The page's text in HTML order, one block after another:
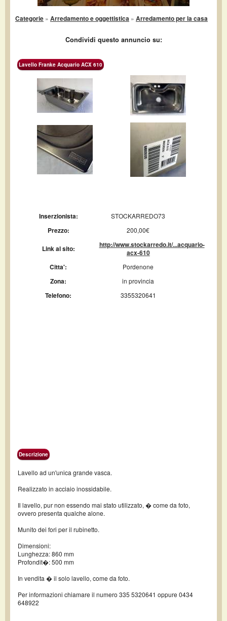
Categorie » Arredamento e oggettistica » Arredamento per la casa
Condividi questo annuncio su:
Lavello Franke Acquario ACX 610
Inserzionista: STOCKARREDO73
Prezzo: 200,00€
Link al sito:
http://www.stockarredo.it/...acquario-
acx-610
Citta':
Pordenone
Zona: in provincia
Telefono: 3355320641
Descrizione
Lavello ad un'unica grande vasca.
Realizzato in acciaio inossidabile.
Il lavello, pur non essendo mai stato utilizzato, � come da foto,
ovvero presenta qualche alone.
Munito dei fori per il rubinetto.
Dimensioni:
Lunghezza: 860 mm
Profondit�: 500 mm
In vendita � il solo lavello, come da foto.
Per informazioni chiamare il numero 335 5320641 oppure 0434
648922